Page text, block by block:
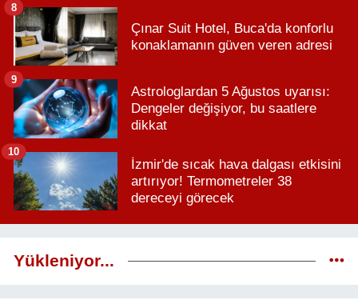
Çınar Suit Hotel, Buca'da konforlu
konaklamanın güven veren adresi
8
Astrologlardan 5 Ağustos uyarısı:
Dengeler değişiyor, bu saatlere
dikkat
9
İzmir'de sıcak hava dalgası etkisini
artırıyor! Termometreler 38
dereceyi görecek
10
Yükleniyor...